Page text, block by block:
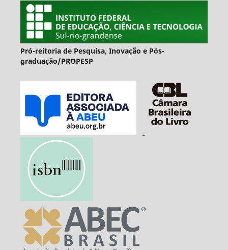
Pró-reitoria de Pesquisa, Inovação e Pós-
graduação/PROPESP